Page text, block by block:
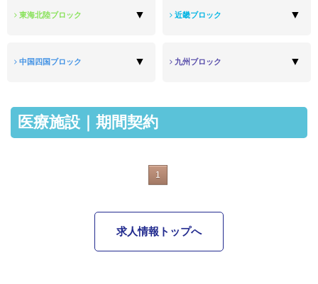
東海北陸ブロック 近畿ブロック
中国四国ブロック 九州ブロック
医療施設｜期間契約
1
求人情報トップへ